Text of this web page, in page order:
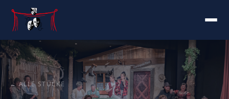
← ALLE STÜCKE